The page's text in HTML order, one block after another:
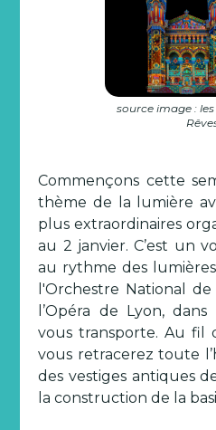
source image :
Commençons cette
thème de la lumière
plus extraordinaires
au 2 janvier. C’est un
au rythme des
l'Orchestre National
l’Opéra de Lyon,
vous transporte. Au fil
vous retracerez toute
des vestiges antiques
la construction de la